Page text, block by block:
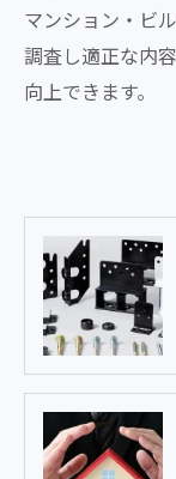
マンション・ビ
調査し適正な内
向上できます。